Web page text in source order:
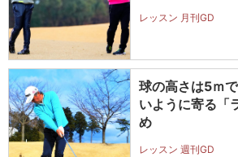
レッスン 月刊GD
球の高さは5ｍ
いように寄る「
め
レッスン 週刊GD